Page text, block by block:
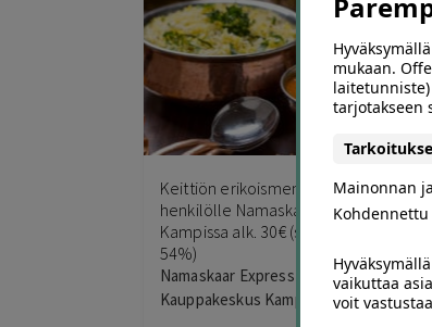
555
Keittiön erikoismenu 2-6
henkilölle Namaskaar Express
Kampissa alk. 30€ (säästä jopa
54%)
Namaskaar Express
Kauppakeskus Kamppi
mukaan.
tarjotakseen
Mainonnan
vaikuttaa
voit